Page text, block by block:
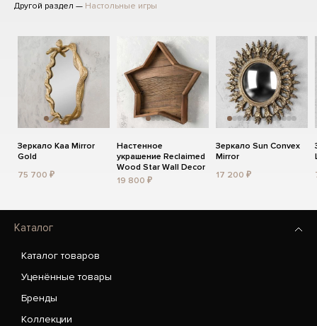
Другой раздел — Настольные игры
Зеркало Kaa Mirror
Gold
75 700 ₽
Настенное
украшение Reclaimed
Wood Star Wall Decor
19 800 ₽
Зеркало Sun Convex
Mirror
17 200 ₽
Каталог
Каталог товаров
Уценённые товары
Бренды
Коллекции